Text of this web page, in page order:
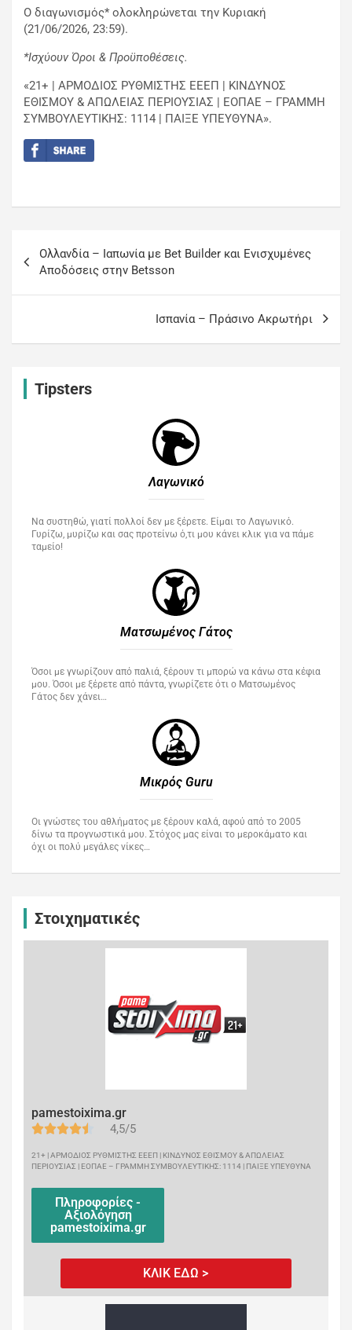
Ο διαγωνισμός* ολοκληρώνεται την Κυριακή
(21/06/2026, 23:59).
*Ισχύουν Όροι & Προϋποθέσεις.
«21+ | ΑΡΜΟΔΙΟΣ ΡΥΘΜΙΣΤΗΣ ΕΕΕΠ | ΚΙΝΔΥΝΟΣ
ΕΘΙΣΜΟΥ & ΑΠΩΛΕΙΑΣ ΠΕΡΙΟΥΣΙΑΣ | ΕΟΠΑΕ – ΓΡΑΜΜΗ
ΣΥΜΒΟΥΛΕΥΤΙΚΗΣ: 1114 | ΠΑΙΞΕ ΥΠΕΥΘΥΝΑ».
Ολλανδία – Ιαπωνία με Bet Builder και Ενισχυμένες
Αποδόσεις στην Betsson
Ισπανία – Πράσινο Ακρωτήρι
Tipsters
Λαγωνικό
Να συστηθώ, γιατί πολλοί δεν με ξέρετε. Είμαι το Λαγωνικό.
Γυρίζω, μυρίζω και σας προτείνω ό,τι μου κάνει κλικ για να πάμε
ταμείο!
Ματσωμένος Γάτος​
Όσοι με γνωρίζουν από παλιά, ξέρουν τι μπορώ να κάνω στα κέφια
μου. Όσοι με ξέρετε από πάντα, γνωρίζετε ότι ο Ματσωμένος
Γάτος δεν χάνει…
Μικρός Guru​
Οι γνώστες του αθλήματος με ξέρουν καλά, αφού από το 2005
δίνω τα προγνωστικά μου. Στόχος μας είναι το μεροκάματο και
όχι οι πολύ μεγάλες νίκες…
Στοιχηματικές
pamestoixima.gr
4,5/5
21+ | ΑΡΜΟΔΙΟΣ ΡΥΘΜΙΣΤΗΣ ΕΕΕΠ | ΚΙΝΔΥΝΟΣ ΕΘΙΣΜΟΥ & ΑΠΩΛΕΙΑΣ
ΠΕΡΙΟΥΣΙΑΣ | ΕΟΠΑΕ – ΓΡΑΜΜΗ ΣΥΜΒΟΥΛΕΥΤΙΚΗΣ: 1114 | ΠΑΙΞΕ ΥΠΕΥΘΥΝΑ
Πληροφορίες -
Αξιολόγηση
pamestoixima.gr
ΚΛΙΚ ΕΔΩ >